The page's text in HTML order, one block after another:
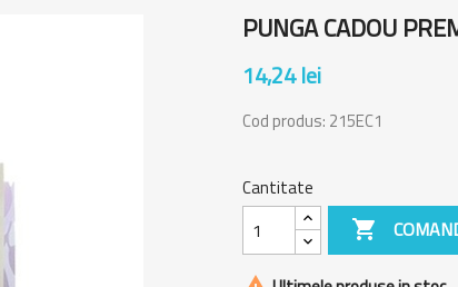
PUNGA CADOU
14,24 lei
Cod produs: 215EC1
Cantitate
